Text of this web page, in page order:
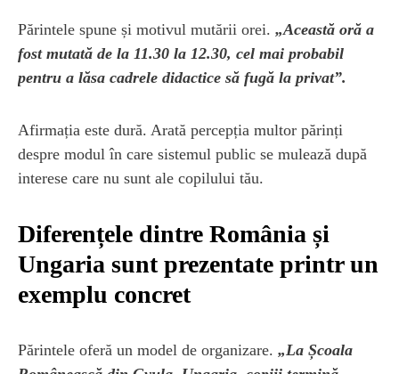
Părintele spune și motivul mutării orei. „Această oră a
fost mutată de la 11.30 la 12.30, cel mai probabil
pentru a lăsa cadrele didactice să fugă la privat”.
Afirmația este dură. Arată percepția multor părinți
despre modul în care sistemul public se mulează după
interese care nu sunt ale copilului tău.
Diferențele dintre România și
Ungaria sunt prezentate printr un
exemplu concret
Părintele oferă un model de organizare. „La Școala